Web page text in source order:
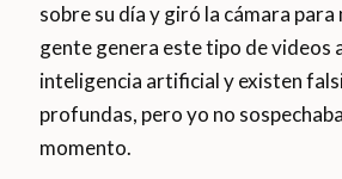
sobre su día y giró la cámara
gente genera este tipo de videos
inteligencia artificial y existen
profundas, pero yo no
momento.